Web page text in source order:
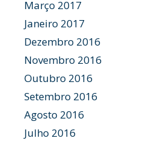
Março 2017
Janeiro 2017
Dezembro 2016
Novembro 2016
Outubro 2016
Setembro 2016
Agosto 2016
Julho 2016